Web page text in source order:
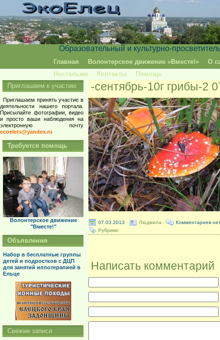
Образовательный и культурно-
Главная Волонтерское движение «Вместе!»
О
Ностальжи
Контакты Помощь
-сентябрь-10г грибы-2
07.03.2013 · Людмила ·
Комментариев
Рубрики:
Написать комментарий
Приглашаем к участию
Приглашаем принять участие в
деятельности нашего портала.
Присылайте фотографии, видео
и просто ваши наблюдения на
электронную почту
ecoelets@yandex.ru
Требуется помощь
Волонтерское движение
"Вместе!"
Объявления
Набор в бесплатные группы
детей и подростков с ДЦП
для занятий иппотерапией в
Ельце
Свежие записи